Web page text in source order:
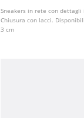
Sneakers in rete con
Chiusura con lacci.
3 cm